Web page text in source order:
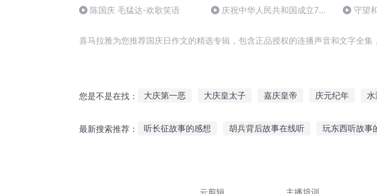
陈国庆 毛猛达-欢歌笑语
庆祝中华人民共和国成立73
守望
喜马拉雅为您推荐国庆日作文的精选专辑，包含正品授权的连播声音和文字全集
您是不是在找： 大庆第一恶 大庆皇太子 嘉庆皇帝 庆元纪年 水
最新搜索推荐： 听长征故事的感想 胡兵背后故事在线听 玩东西听故事
云剪辑
主播培训